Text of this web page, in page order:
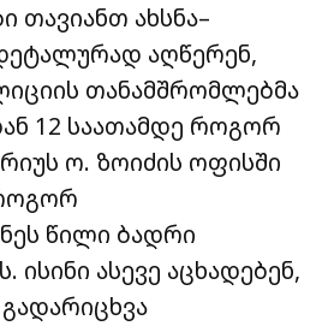
თავიანთ ახსნა–
აღწერენ,
თანამშრომლებმა
12 საათამდე როგორ
ო. ზოიძის ოფისში
წილი ბადრი
ისინი ასევე აცხადებენ,